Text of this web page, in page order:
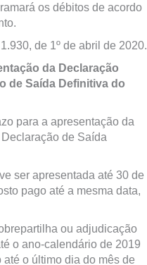
os débitos de acordo
de 1º de abril de 2020.
da Declaração
de Saída Definitiva do
para a apresentação da
de Saída
ser apresentada até 30 de
pago até a mesma data,
ou adjudicação
o ano-calendário de 2019
o último dia do mês de